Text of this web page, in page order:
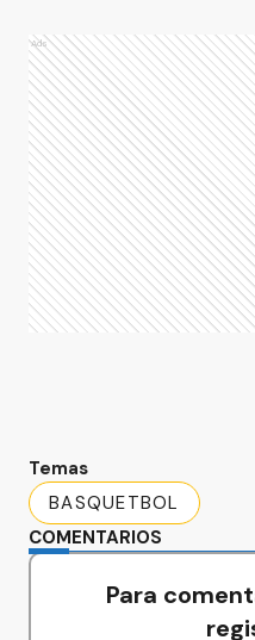
Ads
Temas
BASQUETBOL
COMENTARIOS
Para